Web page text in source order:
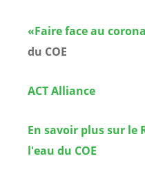
«Faire face au
du COE
ACT Alliance
En savoir plus sur le
l'eau du COE